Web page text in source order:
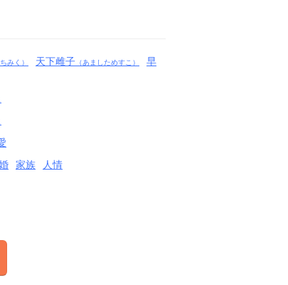
みく） 天下雌子 （あましためすこ）
早
家族
人情